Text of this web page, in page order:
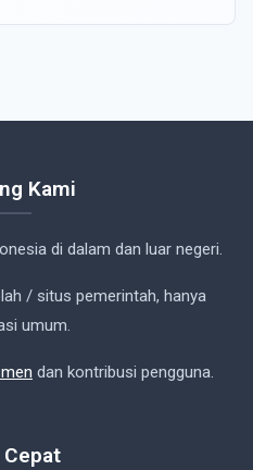
Kami
di dalam dan luar negeri.
/ situs pemerintah, hanya
umum.
dan kontribusi pengguna.